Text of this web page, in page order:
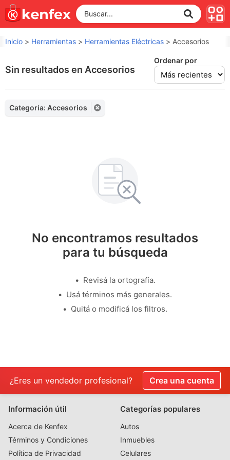
Inicio > Herramientas > Herramientas Eléctricas > Accesorios
Sin resultados en Accesorios
Ordenar por
Categoría: Accesorios
No encontramos resultados
para tu búsqueda
Revisá la ortografía.
Usá términos más generales.
Quitá o modificá los filtros.
¿Eres un vendedor profesional? Crea una cuenta
Información útil
Acerca de Kenfex
Términos y Condiciones
Política de Privacidad
Categorías populares
Autos
Inmuebles
Celulares